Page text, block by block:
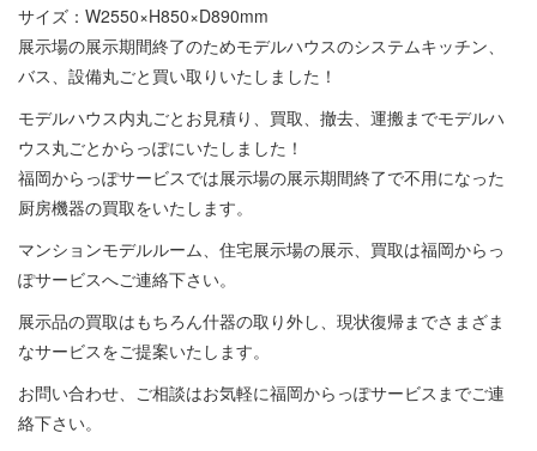
サイズ：W2550×H850×D890mm
展示場の展示期間終了のためモデルハウスのシステムキッチン、
バス、設備丸ごと買い取りいたしました！
モデルハウス内丸ごとお見積り、買取、撤去、運搬までモデルハ
ウス丸ごとからっぽにいたしました！
福岡からっぽサービスでは展示場の展示期間終了で不用になった
厨房機器の買取をいたします。
マンションモデルルーム、住宅展示場の展示、買取は福岡からっ
ぽサービスへご連絡下さい。
展示品の買取はもちろん什器の取り外し、現状復帰までさまざま
なサービスをご提案いたします。
お問い合わせ、ご相談はお気軽に福岡からっぽサービスまでご連
絡下さい。